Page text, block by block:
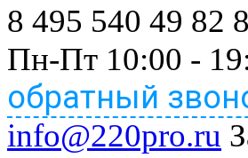
8 495 540 49 82
Пн-Пт 10:00 -
обратный
info@220pro.ru